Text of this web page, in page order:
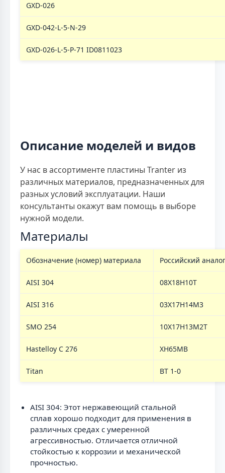
GXD-026
GXD-042-L-5-N-29
GXD-026-L-5-P-71 ID0811023
Описание моделей и видов
У нас в ассортименте пластины Tranter из
различных материалов, предназначенных для
разных условий эксплуатации. Наши
консультанты окажут вам помощь в выборе
нужной модели.
Материалы
Обозначение (номер) материала Российский
AISI 304 08Х18Н10Т
AISI 316 03Х17Н14М3
SMO 254 10Х17Н13М2Т
Hastelloy C 276 ХН65МВ
Titan ВТ 1-0
AISI 304: Этот нержавеющий стальной
сплав хорошо подходит для применения в
различных средах с умеренной
агрессивностью. Отличается отличной
стойкостью к коррозии и механической
прочностью.